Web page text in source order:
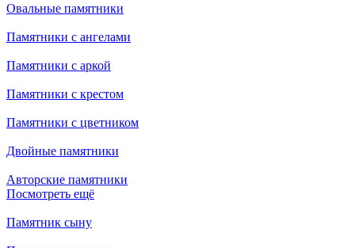
Овальные памятники
Памятники с ангелами
Памятники с аркой
Памятники с крестом
Памятники с цветником
Двойные памятники
Авторские памятники
Посмотреть ещё
Памятник сыну